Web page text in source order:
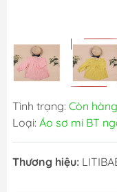
Tình trạng: Còn hàng
Loại: Áo sơ mi BT
Thương hiệu: